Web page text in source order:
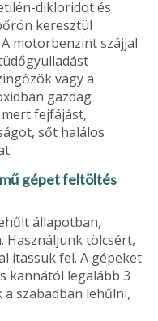
dikloridot és
keresztül
motorbenzint szájjal
vagy a
gazdag
fejfájást,
sőt halálos
gépet feltöltés
állapotban,
Használjunk tölcsért,
itassuk fel. A gépeket
kannától legalább 3
szabadban lehűlni,